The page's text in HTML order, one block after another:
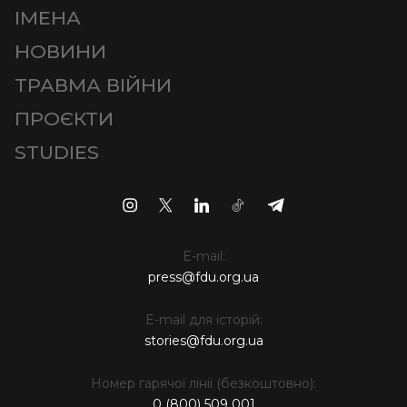
ІМЕНА
НОВИНИ
ТРАВМА ВІЙНИ
ПРОЄКТИ
STUDIES
E-mail:
press@fdu.org.ua
E-mail для історій:
stories@fdu.org.ua
Номер гарячої лінії (безкоштовно):